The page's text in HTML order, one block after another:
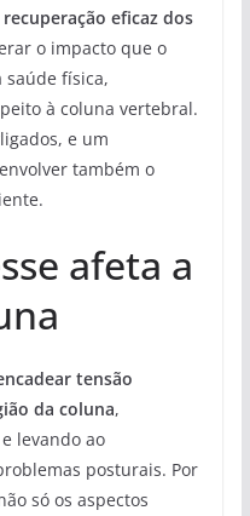
eficaz dos
o impacto que o
saúde física,
à coluna vertebral.
e um
também o
afeta a
tensão
da coluna,
levando ao
posturais. Por
só os aspectos